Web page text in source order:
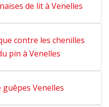
de lit à Venelles
contre les chenilles
pin à Venelles
Venelles